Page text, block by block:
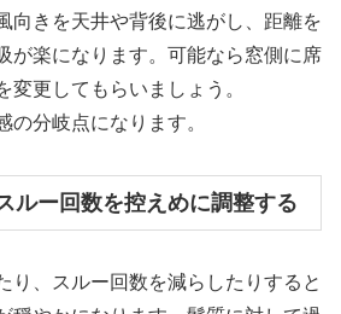
向きを天井や背後に逃がし、距離を
が楽になります。可能なら窓側に席
変更してもらいましょう。
の分岐点になります。
ルー回数を控えめに調整する
り、スルー回数を減らしたりすると